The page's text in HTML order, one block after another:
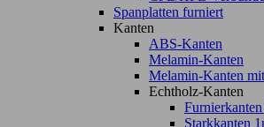
Spanplatten furniert
Kanten
ABS-Kanten
Melamin-Kanten
Melamin-Kanten
Echtholz-Kanten
Starkkanten